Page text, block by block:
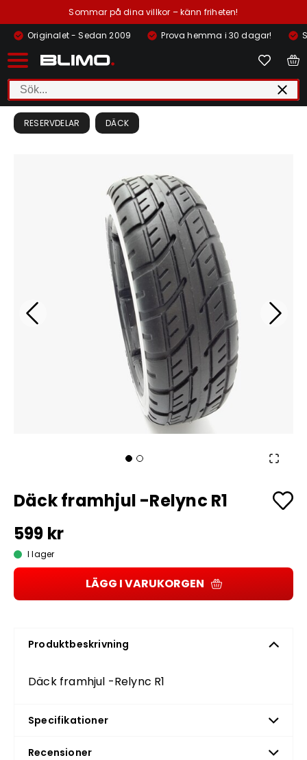
Sommar på dina villkor – känn friheten!
Originalet - Sedan 2009
Prova hemma i 30 dagar!
RESERVDELAR DÄCK
Däck framhjul -Relync R1
599 kr
I lager
LÄGG I VARUKORGEN
Produktbeskrivning
Däck framhjul -Relync R1
Specifikationer
Recensioner